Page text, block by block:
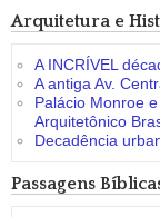
Arquitetura e
A INCRÍVEL
A antiga Av.
Palácio Monroe
Arquitetônico
Decadência
Passagens